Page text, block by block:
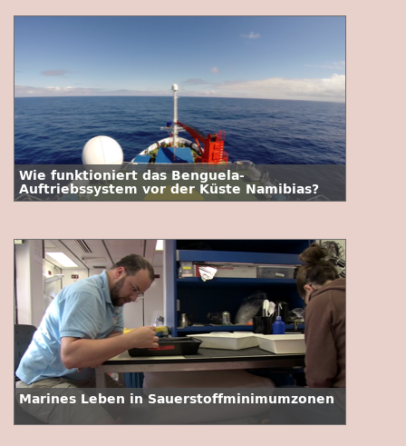
Wie funktioniert das Benguela-
Auftriebssystem vor der Küste Namibias?
Marines Leben in Sauerstoffminimumzonen